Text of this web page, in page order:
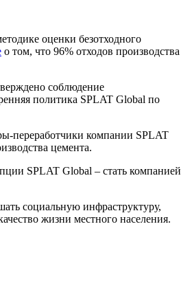
оценки безотходного
о том, что 96% отходов производства
соблюдение
политика SPLAT Global по
переработчики компании SPLAT
цемента.
SPLAT Global – стать компанией
социальную инфраструктуру,
жизни местного населения.